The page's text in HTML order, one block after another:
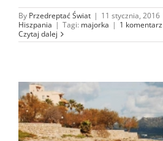
By Przedreptać Świat | 11 stycznia, 2016
Hiszpania | Tagi: majorka | 1 komentarz
Czytaj dalej